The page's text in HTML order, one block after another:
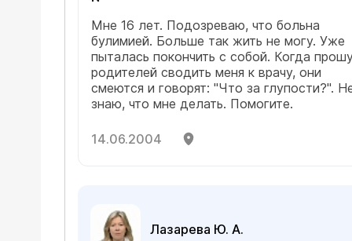
Мне 16 лет. Подозреваю, что больна
булимией. Больше так жить не могу. Уже
пыталась покончить с собой. Когда
родителей сводить меня к врачу, они
смеются и говорят: "Что за глупости?".
знаю, что мне делать. Помогите.
14.06.2004
Лазарева Ю. А.